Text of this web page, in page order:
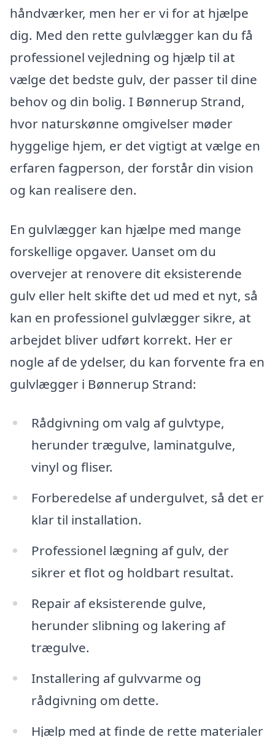
håndværker, men her er vi for at hjælpe
dig. Med den rette gulvlægger kan du få
professionel vejledning og hjælp til at
vælge det bedste gulv, der passer til dine
behov og din bolig. I Bønnerup Strand,
hvor naturskønne omgivelser møder
hyggelige hjem, er det vigtigt at vælge en
erfaren fagperson, der forstår din vision
og kan realisere den.
En gulvlægger kan hjælpe med mange
forskellige opgaver. Uanset om du
overvejer at renovere dit eksisterende
gulv eller helt skifte det ud med et nyt, så
kan en professionel gulvlægger sikre, at
arbejdet bliver udført korrekt. Her er
nogle af de ydelser, du kan forvente fra en
gulvlægger i Bønnerup Strand:
Rådgivning om valg af gulvtype,
herunder trægulve, laminatgulve,
vinyl og fliser.
Forberedelse af undergulvet, så det er
klar til installation.
Professionel lægning af gulv, der
sikrer et flot og holdbart resultat.
Repair af eksisterende gulve,
herunder slibning og lakering af
trægulve.
Installering af gulvvarme og
rådgivning om dette.
Hjælp med at finde de rette materialer